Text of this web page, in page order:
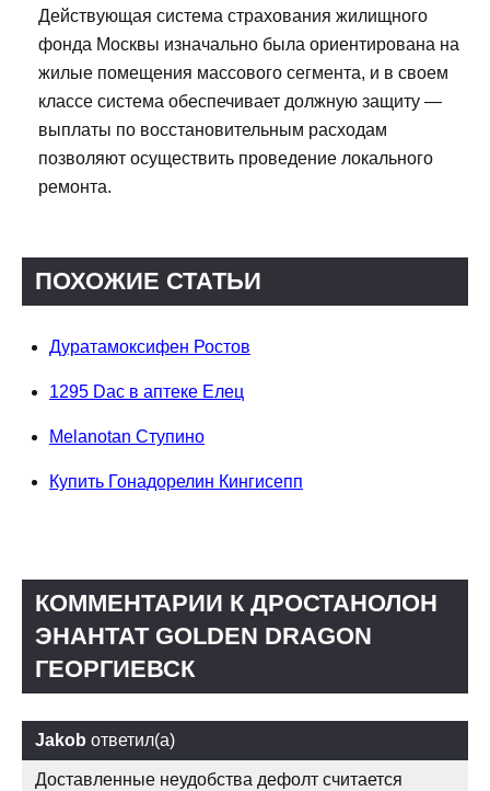
Действующая система страхования жилищного
фонда Москвы изначально была ориентирована на
жилые помещения массового сегмента, и в своем
классе система обеспечивает должную защиту —
выплаты по восстановительным расходам
позволяют осуществить проведение локального
ремонта.
ПОХОЖИЕ СТАТЬИ
Дуратамоксифен Ростов
1295 Dac в аптеке Елец
Melanotan Ступино
Купить Гонадорелин Кингисепп
КОММЕНТАРИИ К ДРОСТАНОЛОН
ЭНАНТАТ GOLDEN DRAGON
ГЕОРГИЕВСК
Jakob ответил(а)
Доставленные неудобства дефолт считается